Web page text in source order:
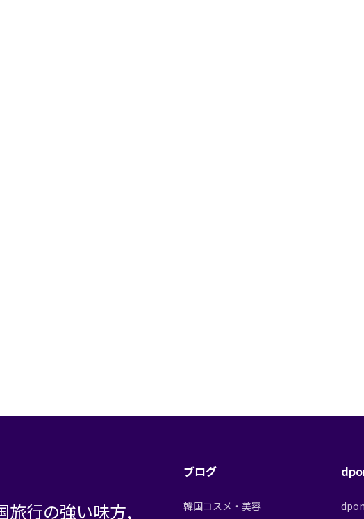
旅行の強い味方,
ブログ
韓国コスメ・美容